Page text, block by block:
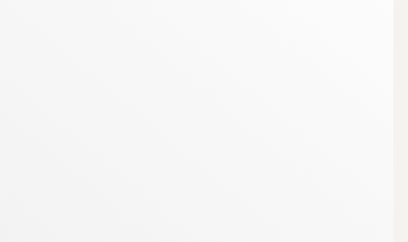
kostar 325 kr/mån och p-plats med
bort. Som granne till Fyrishov har man
vidsträckta gräsmattor och mycket mer. I